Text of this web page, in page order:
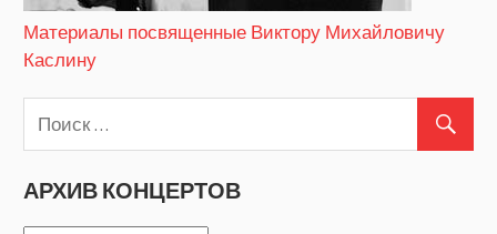
Материалы посвященные Виктору Михайловичу
Каслину
АРХИВ КОНЦЕРТОВ